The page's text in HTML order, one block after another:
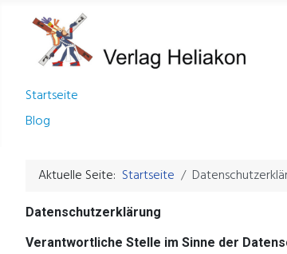
Startseite
Blog
Aktuelle Seite: Startseite
Datenschutzerklärung
Verantwortliche Stelle im Sinne der